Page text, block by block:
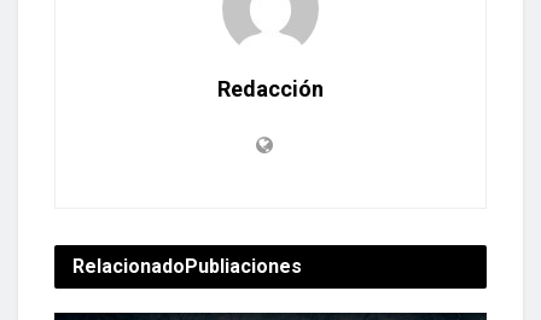
Redacción
Relacionado Publiaciones